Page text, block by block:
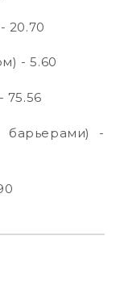
20.70
- 5.60
75.56
барьерами) -